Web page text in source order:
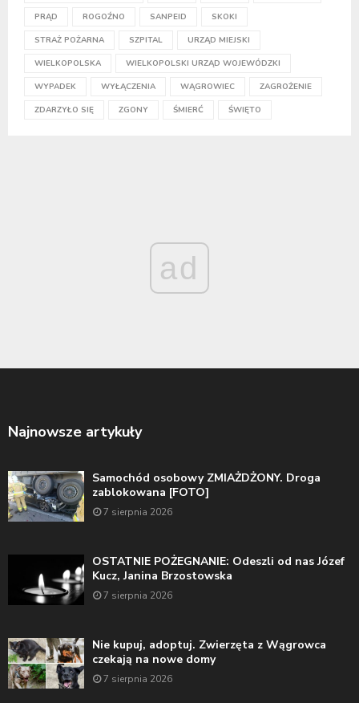
PRĄD ROGOŹNO SANPEID SKOKI
STRAŻ POŻARNA SZPITAL URZĄD MIEJSKI
WIELKOPOLSKA WIELKOPOLSKI URZĄD WOJEWÓDZKI
WYPADEK WYŁĄCZENIA WĄGROWIEC ZAGROŻENIE
ZDARZYŁO SIĘ ZGONY ŚMIERĆ ŚWIĘTO
ad
Najnowsze artykuły
Samochód osobowy ZMIAŻDŻONY. Droga
zablokowana [FOTO]
7 sierpnia 2026
OSTATNIE POŻEGNANIE: Odeszli od nas Józef
Kucz, Janina Brzostowska
7 sierpnia 2026
Nie kupuj, adoptuj. Zwierzęta z Wągrowca
czekają na nowe domy
7 sierpnia 2026